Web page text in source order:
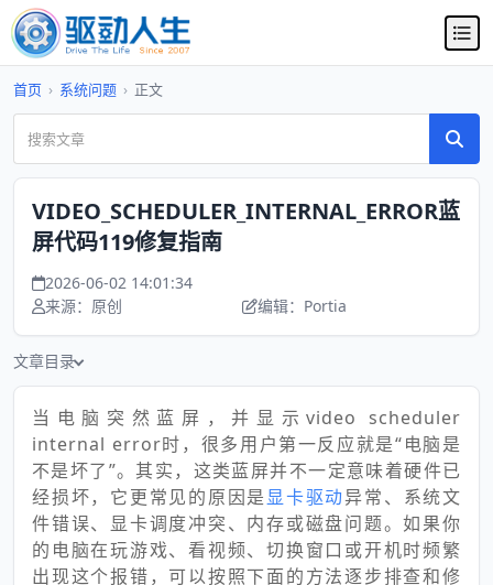
首页 › 系统问题 › 正文
VIDEO_SCHEDULER_INTERNAL_ERROR蓝
屏代码119修复指南
2026-06-02 14:01:34
来源：原创
编辑：Portia
文章目录
当电脑突然蓝屏，并显示video scheduler
internal error时，很多用户第一反应就是“电脑是
不是坏了”。其实，这类蓝屏并不一定意味着硬件已
经损坏，它更常见的原因是显卡驱动异常、系统文
件错误、显卡调度冲突、内存或磁盘问题。如果你
的电脑在玩游戏、看视频、切换窗口或开机时频繁
出现这个报错，可以按照下面的方法逐步排查和修